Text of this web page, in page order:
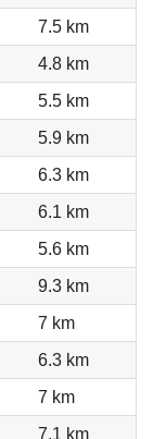
7.5 km
4.8 km
5.5 km
5.9 km
6.3 km
6.1 km
5.6 km
9.3 km
7 km
6.3 km
7 km
7.1 km